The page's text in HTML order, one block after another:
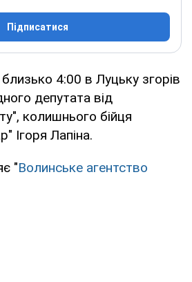
Підписатися
4:00 в Луцьку згорів
депутата від
колишнього бійця
Ігоря Лапіна.
"Волинське агентство